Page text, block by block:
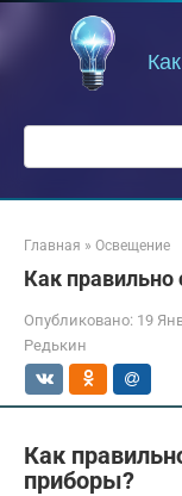
Поиск:
Главная » Освещение
Как правильно
Опубликовано: 19
Редькин
Как
приборы?